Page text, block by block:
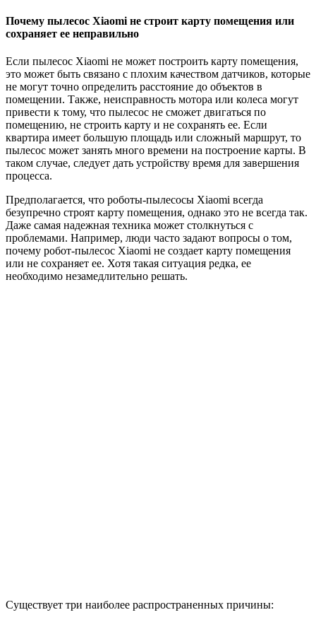
Почему пылесос Xiaomi не строит карту помещения или
сохраняет ее неправильно
Если пылесос Xiaomi не может построить карту помещения,
это может быть связано с плохим качеством датчиков, которые
не могут точно определить расстояние до объектов в
помещении. Также, неисправность мотора или колеса могут
привести к тому, что пылесос не сможет двигаться по
помещению, не строить карту и не сохранять ее. Если
квартира имеет большую площадь или сложный маршрут, то
пылесос может занять много времени на построение карты. В
таком случае, следует дать устройству время для завершения
процесса.
Предполагается, что роботы-пылесосы Xiaomi всегда
безупречно строят карту помещения, однако это не всегда так.
Даже самая надежная техника может столкнуться с
проблемами. Например, люди часто задают вопросы о том,
почему робот-пылесос Xiaomi не создает карту помещения
или не сохраняет ее. Хотя такая ситуация редка, ее
необходимо незамедлительно решать.
Существует три наиболее распространенных причины: